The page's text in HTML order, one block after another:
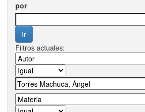
por
Filtros actuales: